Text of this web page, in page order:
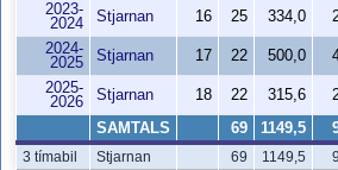
2023-
2024
Stjarnan 16 25 334,0
2024-
2025
Stjarnan 17 22 500,0
2025-
2026
Stjarnan 18 22 315,6
SAMTALS 69 1149,5
3 tímabil Stjarnan 69 1149,5